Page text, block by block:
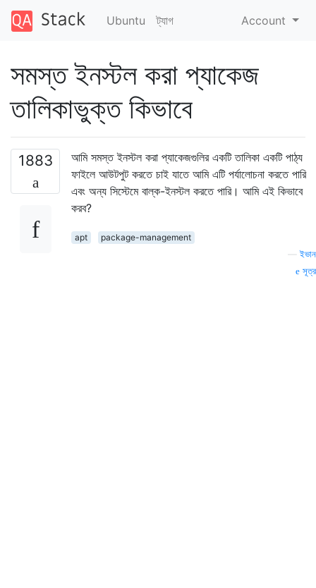
Ubuntu ট্যাগ Account
সমস্ত ইনস্টল করা প্যাকেজ
তালিকাভুক্ত কিভাবে
1883
আমি সমস্ত ইনস্টল করা প্যাকেজগুলির একটি তালিকা একটি পাঠ্য
ফাইলে আউটপুট করতে চাই যাতে আমি এটি পর্যালোচনা করতে পারি
এবং অন্য সিস্টেমে বাল্ক-ইনস্টল করতে পারি। আমি এই কিভাবে
করব?
apt
package-management
—ইভান
সূত্র